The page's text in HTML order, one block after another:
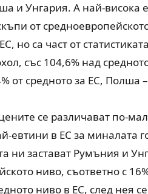
и Унгария. А най-висока
от
но са част от
със 104,6% над
от средното за ЕС, Полша
се различават по-
евтини в ЕС за миналата
ни застават Румъния и
ниво, съответно с
ниво в ЕС, след нея